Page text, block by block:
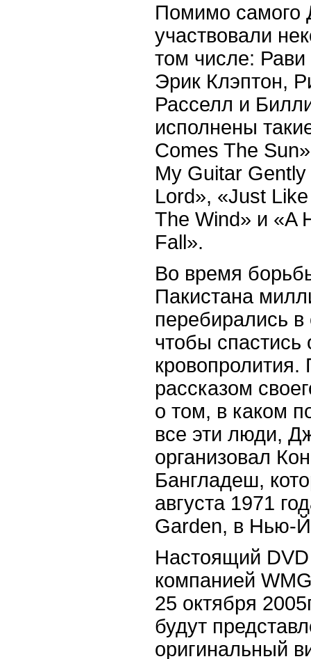
Помимо самого
участвовали
том числе:
Эрик Клэптон,
Расселл и
исполнены
Comes The
My Guitar
Lord», «Just Like
The Wind» и «A
Fall».
Во время
Пакистана
перебирались
чтобы спастись
рассказом
о том, в каком
все эти люди,
организовал
Бангладеш,
августа 1971
Garden, в Нью-
Настоящий
компанией
25 октября
будут
оригинальный